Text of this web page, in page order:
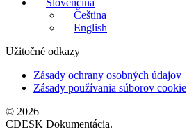
Čeština
English
Užitočné odkazy
Zásady ochrany osobných údajov
Zásady používania súborov cookie
© 2026
CDESK Dokumentácia.